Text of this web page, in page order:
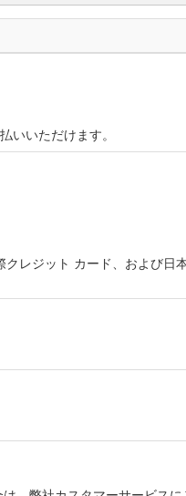
いいただけます。
レジット カード、および日